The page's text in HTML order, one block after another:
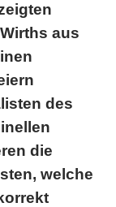
aus
des
die
welche